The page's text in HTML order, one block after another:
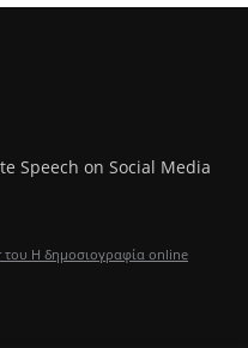
ως παράσταση
του Βάιου Παπανάγνου